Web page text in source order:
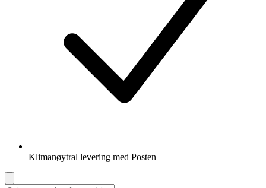
Klimanøytral levering med Posten